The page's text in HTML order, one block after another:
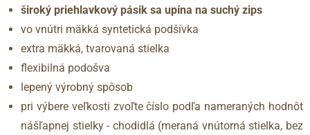
široký priehlavkový pásik sa upína na suchý zips
vo vnútri mäkká syntetická podšívka
extra mäkká, tvarovaná stielka
flexibilná podošva
lepený výrobný spôsob
pri výbere veľkosti zvoľte číslo podľa nameraných hodnôt
nášľapnej stielky - chodidlá (meraná vnútorná stielka, bez